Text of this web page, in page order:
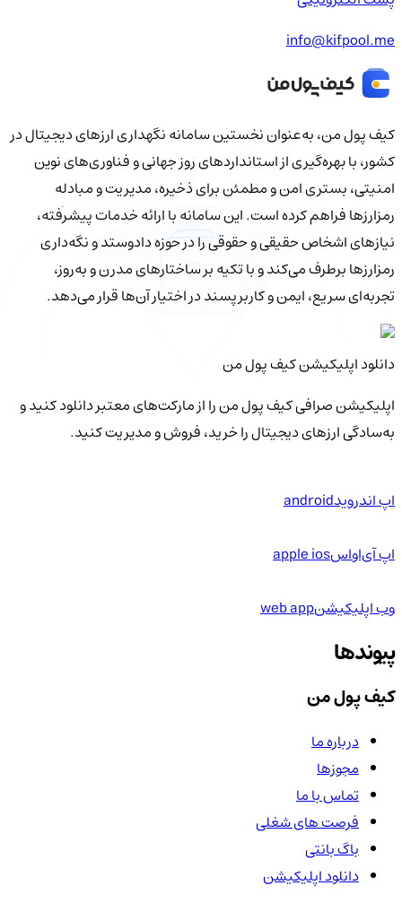
info@kifpool.me
کیف‌ پول من، به‌عنوان نخستین سامانه نگهداری ارزهای دیجیتال در
کشور، با بهره‌گیری از استانداردهای روز جهانی و فناوری‌های نوین
امنیتی، بستری امن و مطمئن برای ذخیره، مدیریت و مبادله
رمزارزها فراهم کرده است. این سامانه با ارائه خدمات پیشرفته،
نیازهای اشخاص حقیقی و حقوقی را در حوزه دادوستد و نگه‌داری
رمزارزها برطرف می‌کند و با تکیه بر ساختارهای مدرن و به‌روز،
تجربه‌ای سریع، ایمن و کاربرپسند در اختیار آن‌ها قرار می‌دهد.
دانلود اپلیکیشن کیف‌ پول من
اپلیکیشن صرافی کیف پول من را از مارکت‌های معتبر دانلود کنید و
به‌سادگی ارزهای دیجیتال را خرید، فروش و مدیریت کنید.
اپ اندرویدandroid
اپ آی‌او‌اسapple ios
وب اپلیکیشنweb app
پیوندها
کیف پول من
درباره ما
مجوزها
تماس با ما
فرصت های شغلی
باگ بانتی
دانلود اپلیکیشن